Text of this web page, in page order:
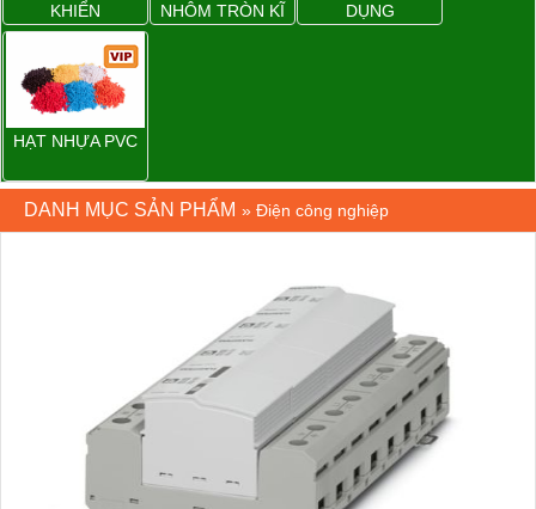
KHIỂN
NHÔM TRÒN KĨ
DỤNG
HẠT NHỰA PVC
DANH MỤC SẢN PHẨM » Điện công nghiệp